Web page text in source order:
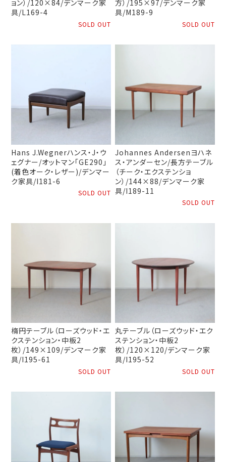
ョン）/120×84/デンマーク家
具/L169-4
SOLD OUT
方）/195×97/デンマーク家
具/M189-9
SOLD OUT
Hans J.Wegnerハンス・J・ウ
ェグナー/オットマン「GE290」
(着色オーク・レザー)/デンマー
ク家具/I181-6
SOLD OUT
Johannes Andersenヨハネ
ス・アンダーセン/長方テーブル
（チーク・エクステンショ
ン）/144×88/デンマーク家
具/I189-11
SOLD OUT
楕円テーブル（ローズウッド・エ
クステンション・中板2
枚）/149×109/デンマーク家
具/I195-61
SOLD OUT
丸テーブル（ローズウッド・エク
ステンション・中板2
枚）/120×120/デンマーク家
具/I195-52
SOLD OUT